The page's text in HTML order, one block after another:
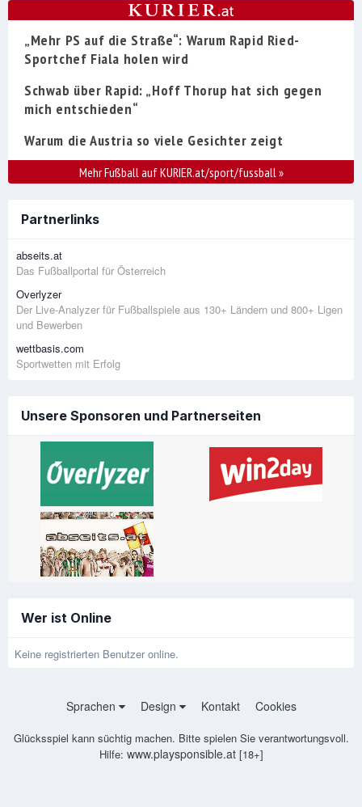
„Mehr PS auf die Straße“: Warum Rapid Ried-
Sportchef Fiala holen wird
Schwab über Rapid: „Hoff Thorup hat sich gegen
mich entschieden“
Warum die Austria so viele Gesichter zeigt
Mehr Fußball auf KURIER.at/sport/fussball»
Partnerlinks
abseits.at
Das Fußballportal für Österreich
Overlyzer
Der Live-Analyzer für Fußballspiele aus 130+ Ländern und 800+ Ligen
und Bewerben
wettbasis.com
Sportwetten mit Erfolg
Unsere Sponsoren und Partnerseiten
Wer ist Online
Keine registrierten Benutzer online.
Sprachen Design Kontakt Cookies
Glücksspiel kann süchtig machen. Bitte spielen Sie verantwortungsvoll.
Hilfe: www.playsponsible.at[18+]